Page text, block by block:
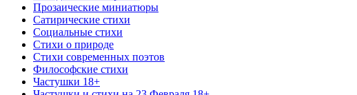
Прозаические миниатюры
Сатирические стихи
Социальные стихи
Стихи о природе
Стихи современных поэтов
Философские стихи
Частушки 18+